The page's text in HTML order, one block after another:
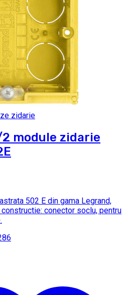
zidarie
module zidarie
502 E din gama Legrand,
conector soclu, pentru